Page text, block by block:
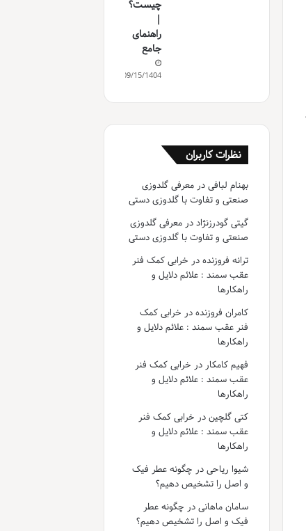
چیست؟
|
راهنمای
جامع
09/15/1404
نظرات کاربران
بهنام لبافیدر معرفی گلدوزی
صنعتی و تفاوت با گلدوزی دستی
گیتی گودرزنژاددر معرفی گلدوزی
صنعتی و تفاوت با گلدوزی دستی
ترانه فروزندهدر خرابی کمک فنر
عقب سمند : علائم دلایل و
راهکارها
کامران فروزندهدر خرابی کمک
فنر عقب سمند : علائم دلایل و
راهکارها
فهیم کامکار در خرابی کمک فنر
عقب سمند : علائم دلایل و
راهکارها
کتی گلچیندر خرابی کمک فنر
عقب سمند : علائم دلایل و
راهکارها
شیوا ریاحیدر چگونه عطر فیک
و اصل را تشخیص دهیم؟
سامان ماهانیدر چگونه عطر
فیک و اصل را تشخیص دهیم؟